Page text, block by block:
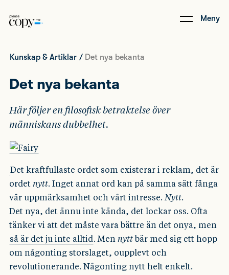
Meny
Kunskap & Artiklar / Det nya bekanta
Det nya bekanta
Här följer en filosofisk betraktelse över
människans dubbelhet.
Det kraftfullaste ordet som existerar i reklam, det är
ordet nytt. Inget annat ord kan på samma sätt fånga
vår uppmärksamhet och vårt intresse. Nytt.
Det nya, det ännu inte kända, det lockar oss. Ofta
tänker vi att det måste vara bättre än det onya, men
så är det ju inte alltid . Men nytt bär med sig ett hopp
om någonting storslaget, oupplevt och
revolutionerande. Någonting nytt helt enkelt.